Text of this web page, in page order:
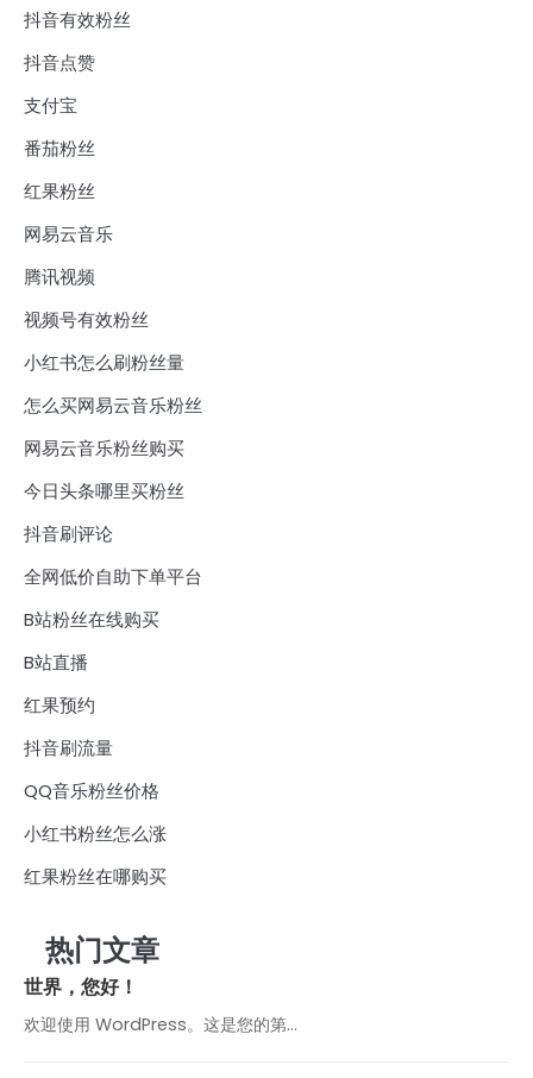
抖音有效粉丝
抖音点赞
支付宝
番茄粉丝
红果粉丝
网易云音乐
腾讯视频
视频号有效粉丝
小红书怎么刷粉丝量
怎么买网易云音乐粉丝
网易云音乐粉丝购买
今日头条哪里买粉丝
抖音刷评论
全网低价自助下单平台
B站粉丝在线购买
B站直播
红果预约
抖音刷流量
QQ音乐粉丝价格
小红书粉丝怎么涨
红果粉丝在哪购买
热门文章
世界，您好！
欢迎使用 WordPress。这是您的第…